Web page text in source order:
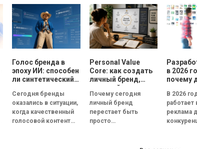
Голос бренда в
эпоху ИИ: способен
ли синтетический
эмоции и внушить
доверие, или все
бренды вскоре
будут звучать
Сегодня бренды
оказались в ситуации,
когда качественный
голосовой контент
Personal Value
Core: как создать
личный бренд,
который
способствует
выбору, доверию и
статусу
Почему сегодня
личный бренд
перестает быть
просто
в 2026
почему
В 2026
работает
реклама